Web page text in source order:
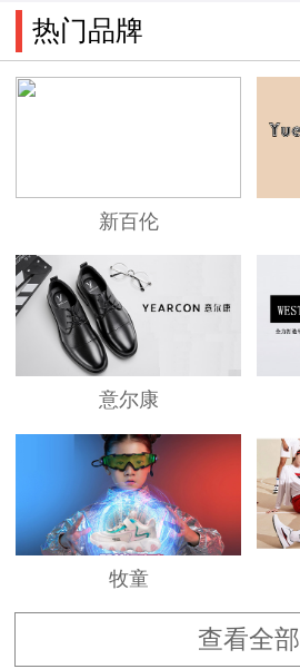
热门品牌
新百伦
意尔康
牧童
查看全部